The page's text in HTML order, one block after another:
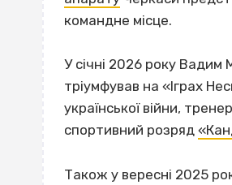
командне місце.
У січні 2026 року
тріумфував на «Іграх
української війни,
спортивний розряд
Також у вересні 2025